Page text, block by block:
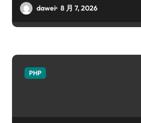
dawei 8 月 7, 2026
PHP